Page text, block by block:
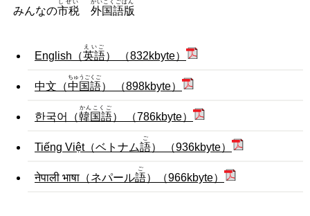
みんなの市税
しぜい
外国語版
がいこくごばん
English（英語
えいご
） （832kbyte）
中文（中国語
ちゅうごくご
） （898kbyte）
한국어（韓国語
かんこくご
） （786kbyte）
Tiếng Việt（ベトナム語
ご
） （936kbyte）
नेपाली भाषा（ネパール語
ご
）（966kbyte）